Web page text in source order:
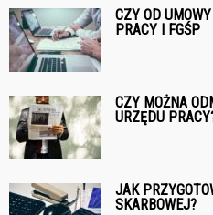
CZY OD
PRACY I FGŚP
CZY MOŻNA
URZĘDU
JAK
SKARBOWEJ?